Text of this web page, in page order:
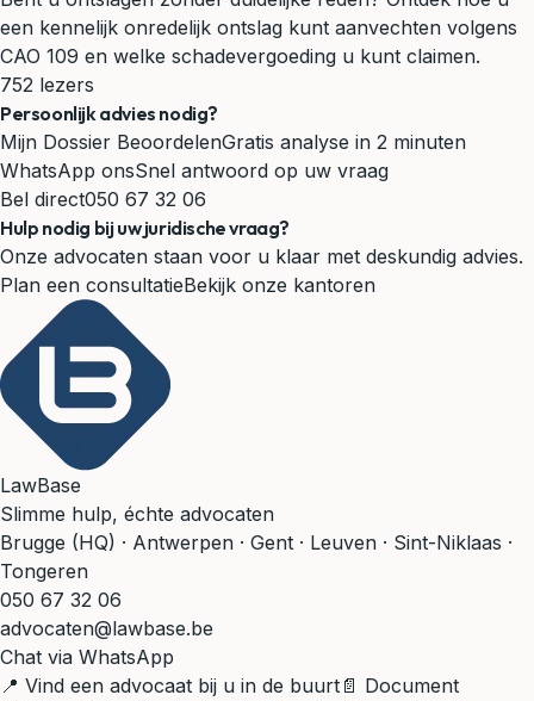
een kennelijk onredelijk ontslag kunt aanvechten volgens
CAO 109 en welke schadevergoeding u kunt claimen.
752 lezers
Persoonlijk advies nodig?
Mijn Dossier BeoordelenGratis analyse in 2 minuten
WhatsApp onsSnel antwoord op uw vraag
Bel direct050 67 32 06
Hulp nodig bij uw juridische vraag?
Onze advocaten staan voor u klaar met deskundig advies.
Plan een consultatieBekijk onze kantoren
LawBase
Slimme hulp, échte advocaten
Brugge (HQ) · Antwerpen · Gent · Leuven · Sint-Niklaas ·
Tongeren
050 67 32 06
advocaten@lawbase.be
Chat via WhatsApp
📍 Vind een advocaat bij u in de buurt 📄 Document